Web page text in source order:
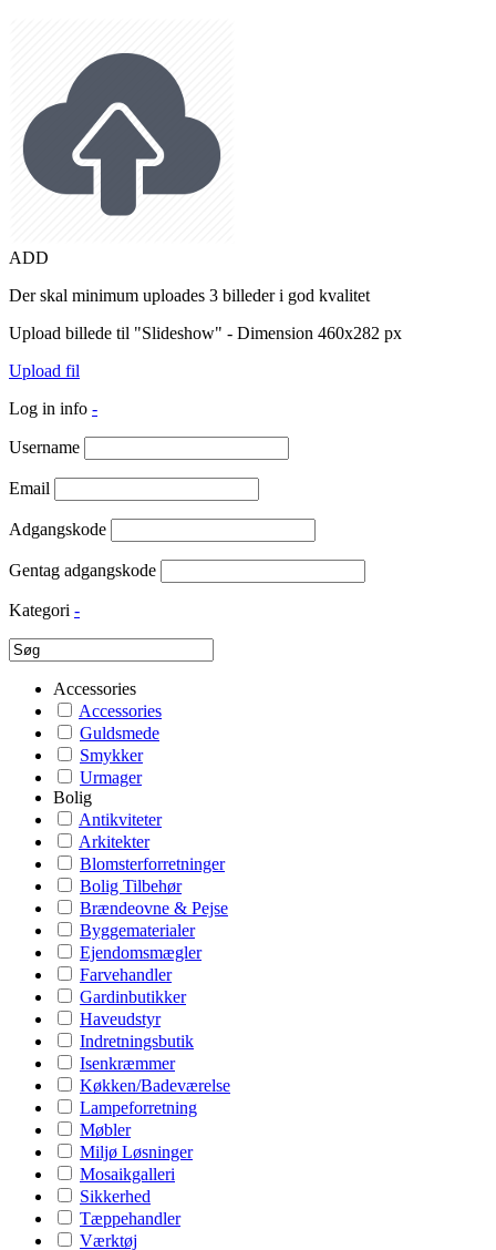
ADD
Der skal minimum uploades 3 billeder i god kvalitet
Upload billede til "Slideshow" - Dimension 460x282 px
Upload fil
Log in info -
Username
Email
Adgangskode
Gentag adgangskode
Kategori -
Accessories
Accessories
Guldsmede
Smykker
Urmager
Bolig
Antikviteter
Arkitekter
Blomsterforretninger
Bolig Tilbehør
Brændeovne & Pejse
Byggematerialer
Ejendomsmægler
Farvehandler
Gardinbutikker
Haveudstyr
Indretningsbutik
Isenkræmmer
Køkken/Badeværelse
Lampeforretning
Møbler
Miljø Løsninger
Mosaikgalleri
Sikkerhed
Tæppehandler
Værktøj